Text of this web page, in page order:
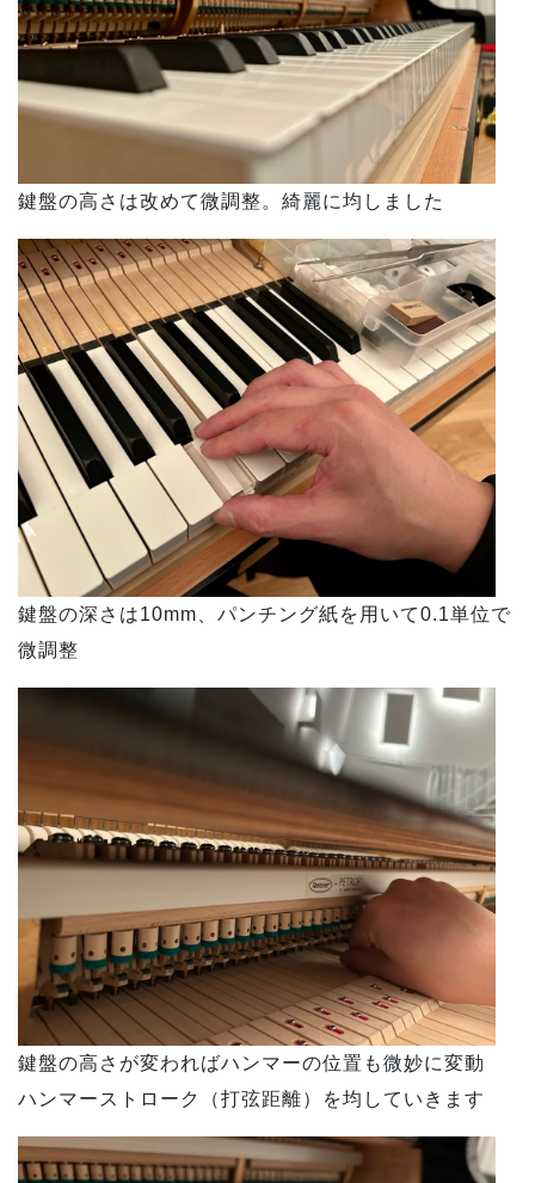
鍵盤の高さは改めて微調整。綺麗に均しました
鍵盤の深さは10mm、パンチング紙を用いて0.1単位で
微調整
鍵盤の高さが変わればハンマーの位置も微妙に変動
ハンマーストローク（打弦距離）を均していきます